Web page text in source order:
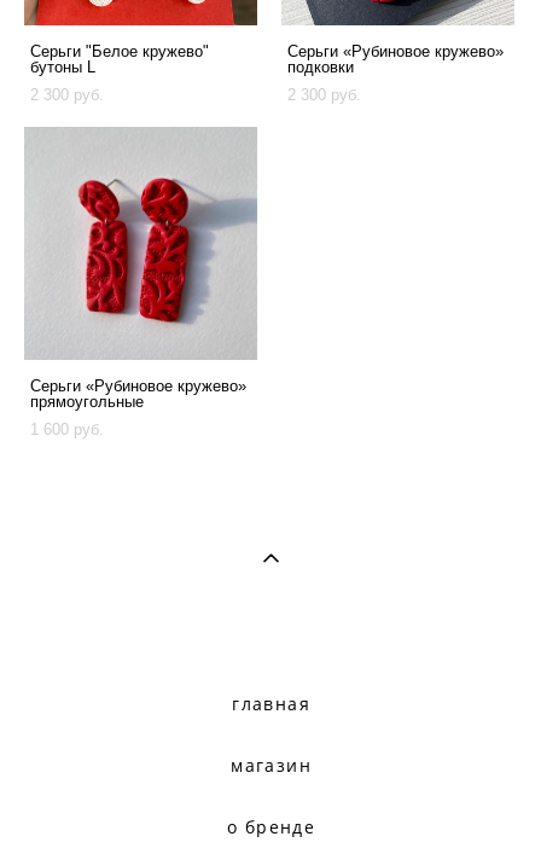
Серьги "Белое кружево"
бутоны L
2 300 pуб.
Серьги «Рубиновое кружево»
подковки
2 300 pуб.
Серьги «Рубиновое кружево»
прямоугольные
1 600 pуб.
главная
магазин
о бренде